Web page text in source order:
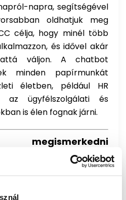
napra, segítségével
oldhatjuk meg
célja, hogy minél több
és idővel akár
váljon. A chatbot
minden papírmunkát
életben, például HR
az ügyfélszolgálati és
is élen fognak járni.
minket: